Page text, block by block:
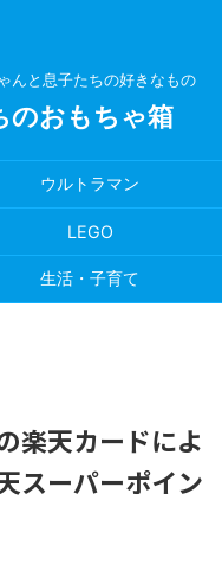
んと息子たちの好きなもの
のおもちゃ箱
ウルトラマン
LEGO
生活・子育て
楽天カードによ
スーパーポイン